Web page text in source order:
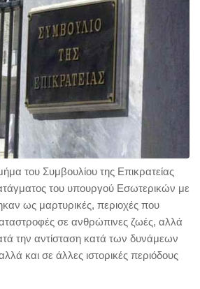
του Συμβουλίου της Επικρατείας
του υπουργού Εσωτερικών με
ως μαρτυρικές, περιοχές που
σε ανθρώπινες ζωές, αλλά
την αντίσταση κατά των δυνάμεων
και σε άλλες ιστορικές περιόδους